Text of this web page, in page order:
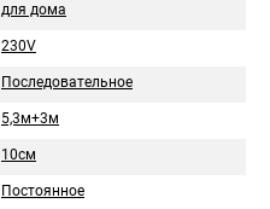
для дома
230V
Последовательное
5,3м+3м
10см
Постоянное